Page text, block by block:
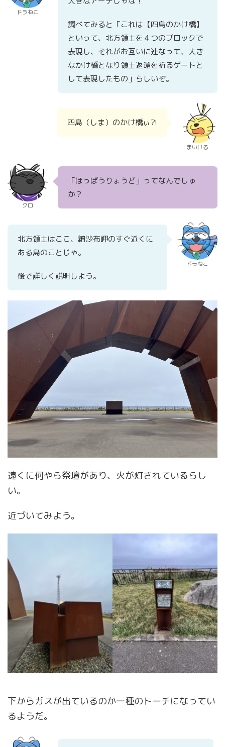
ドラねこ
調べてみると「これは【四島のかけ橋】
といって、北方領土を４つのブロックで
表現し、それがお互いに連なって、大き
なかけ橋となり領土返還を祈るゲートと
して表現したもの」らしいぞ。
四島（しま）のかけ橋ぃ?!
まいける
クロ
「ほっぽうりょうど」ってなんでしゅ
か？
北方領土はここ、納沙布岬のすぐ近くに
ある島のことじゃ。
後で詳しく説明しよう。
ドラねこ
遠くに何やら祭壇があり、火が灯されているらし
い。
近づいてみよう。
下からガスが出ているのか一種のトーチになってい
るようだ。